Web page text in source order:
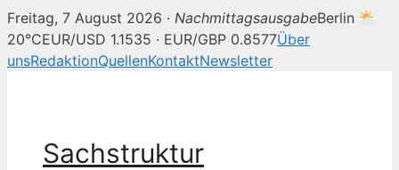
Freitag, 7 August 2026 · NachmittagsausgabeBerlin
20°CEUR/USD 1.1535 · EUR/GBP 0.8577Über
unsRedaktionQuellenKontaktNewsletter
Sachstruktur